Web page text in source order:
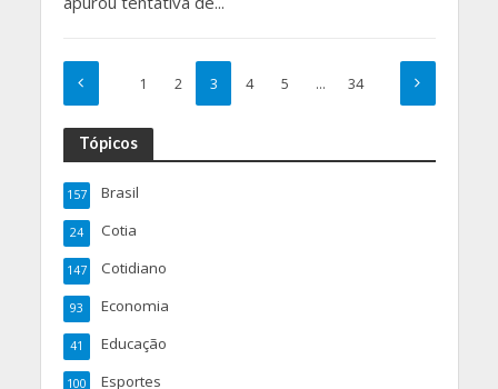
1 2 3 4 5 … 34
Tópicos
Brasil
157
Cotia
24
Cotidiano
147
Economia
93
Educação
41
Esportes
100